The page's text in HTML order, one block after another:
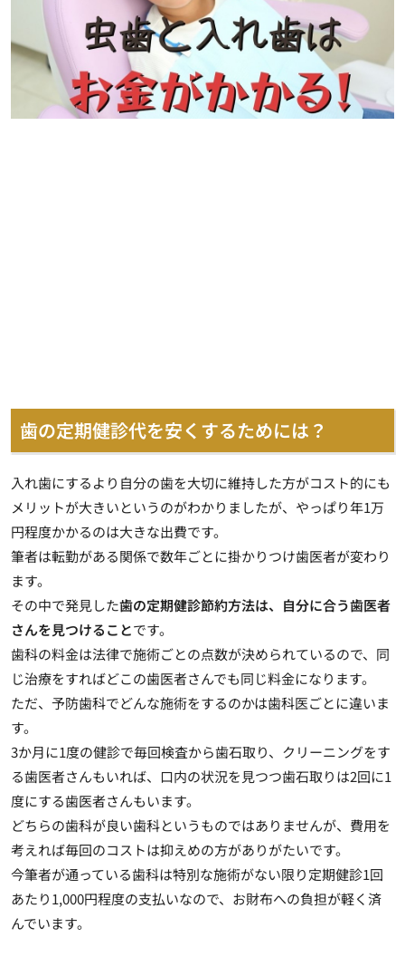
歯の定期健診代を安くするためには？
入れ歯にするより自分の歯を大切に維持した方がコスト的にも
メリットが大きいというのがわかりましたが、やっぱり年1万
円程度かかるのは大きな出費です。
筆者は転勤がある関係で数年ごとに掛かりつけ歯医者が変わり
ます。
その中で発見した歯の定期健診節約方法は、自分に合う歯医者
さんを見つけることです。
歯科の料金は法律で施術ごとの点数が決められているので、同
じ治療をすればどこの歯医者さんでも同じ料金になります。
ただ、予防歯科でどんな施術をするのかは歯科医ごとに違いま
す。
3か月に1度の健診で毎回検査から歯石取り、クリーニングをす
る歯医者さんもいれば、口内の状況を見つつ歯石取りは2回に1
度にする歯医者さんもいます。
どちらの歯科が良い歯科というものではありませんが、費用を
考えれば毎回のコストは抑えめの方がありがたいです。
今筆者が通っている歯科は特別な施術がない限り定期健診1回
あたり1,000円程度の支払いなので、お財布への負担が軽く済
んでいます。